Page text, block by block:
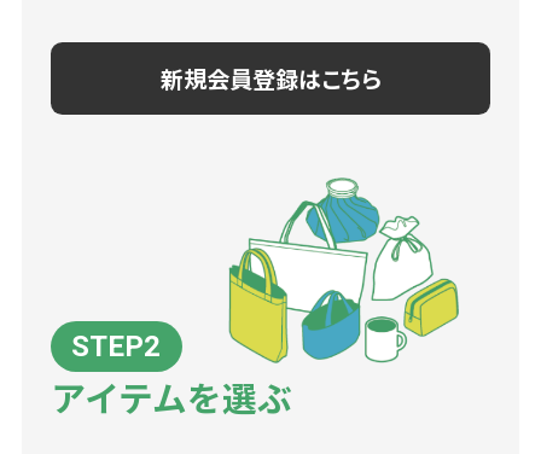
新規会員登録はこちら
アイテムを選ぶ